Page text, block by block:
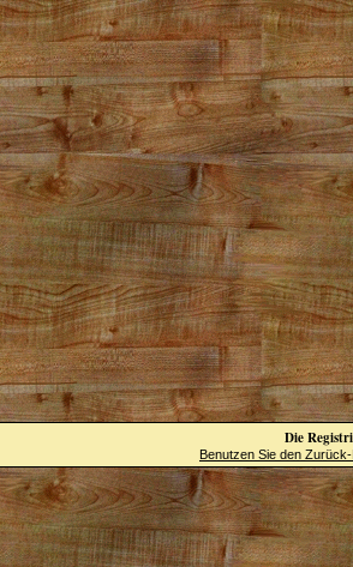
Die
Benutzen Sie den